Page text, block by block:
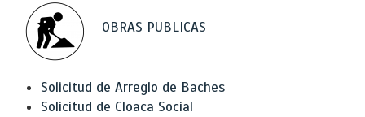
OBRAS PUBLICAS
Solicitud de Arreglo de Baches
Solicitud de Cloaca Social